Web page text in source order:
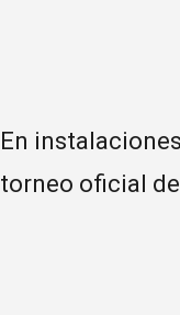
En
torneo oficial